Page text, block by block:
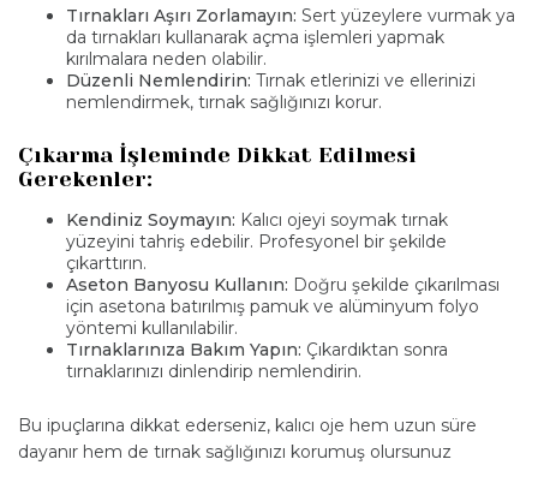
Tırnakları Aşırı Zorlamayın: Sert yüzeylere vurmak ya
da tırnakları kullanarak açma işlemleri yapmak
kırılmalara neden olabilir.
Düzenli Nemlendirin: Tırnak etlerinizi ve ellerinizi
nemlendirmek, tırnak sağlığınızı korur.
Çıkarma İşleminde Dikkat Edilmesi
Gerekenler:
Kendiniz Soymayın: Kalıcı ojeyi soymak tırnak
yüzeyini tahriş edebilir. Profesyonel bir şekilde
çıkarttırın.
Aseton Banyosu Kullanın: Doğru şekilde çıkarılması
için asetona batırılmış pamuk ve alüminyum folyo
yöntemi kullanılabilir.
Tırnaklarınıza Bakım Yapın: Çıkardıktan sonra
tırnaklarınızı dinlendirip nemlendirin.
Bu ipuçlarına dikkat ederseniz, kalıcı oje hem uzun süre
dayanır hem de tırnak sağlığınızı korumuş olursunuz